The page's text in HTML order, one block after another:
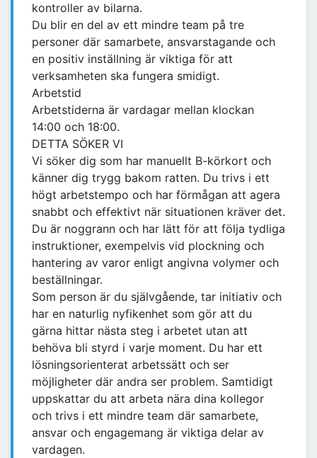
kontroller av bilarna.
Du blir en del av ett mindre team på tre
personer där samarbete, ansvarstagande och
en positiv inställning är viktiga för att
verksamheten ska fungera smidigt.
Arbetstid
Arbetstiderna är vardagar mellan klockan
14:00 och 18:00.
DETTA SÖKER VI
Vi söker dig som har manuellt B-körkort och
känner dig trygg bakom ratten. Du trivs i ett
högt arbetstempo och har förmågan att agera
snabbt och effektivt när situationen kräver det.
Du är noggrann och har lätt för att följa tydliga
instruktioner, exempelvis vid plockning och
hantering av varor enligt angivna volymer och
beställningar.
Som person är du självgående, tar initiativ och
har en naturlig nyfikenhet som gör att du
gärna hittar nästa steg i arbetet utan att
behöva bli styrd i varje moment. Du har ett
lösningsorienterat arbetssätt och ser
möjligheter där andra ser problem. Samtidigt
uppskattar du att arbeta nära dina kollegor
och trivs i ett mindre team där samarbete,
ansvar och engagemang är viktiga delar av
vardagen.